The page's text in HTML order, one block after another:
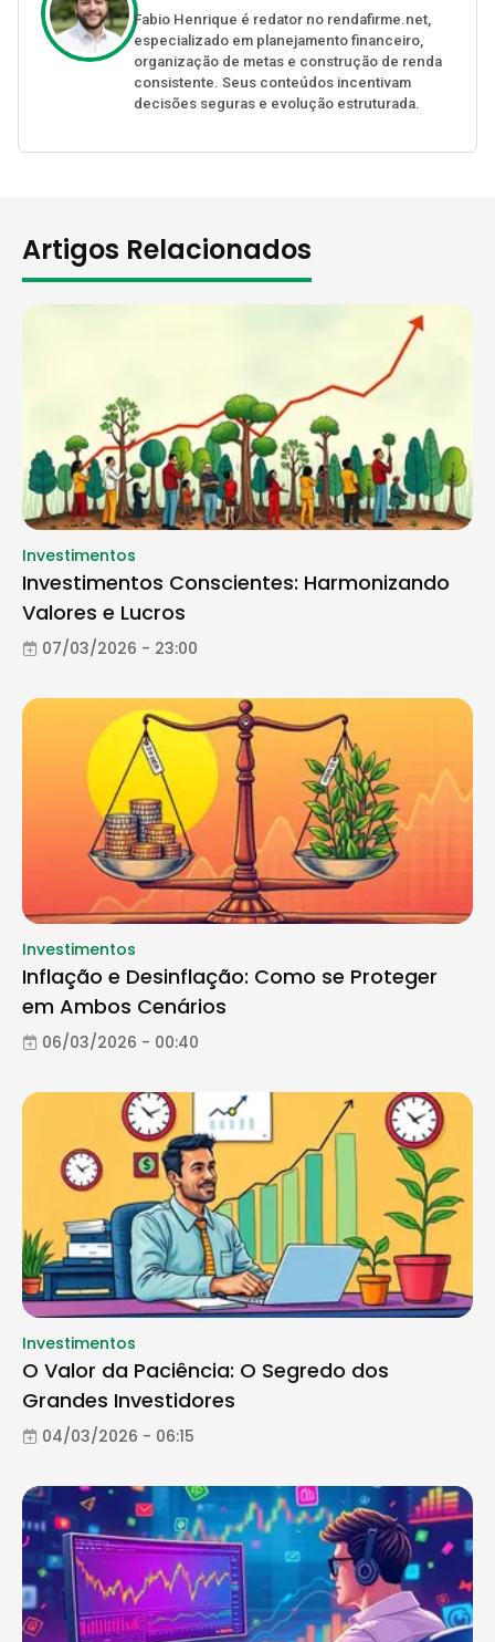
Fabio Henrique é redator no rendafirme.net,
especializado em planejamento financeiro,
organização de metas e construção de renda
consistente. Seus conteúdos incentivam
decisões seguras e evolução estruturada.
Artigos Relacionados
Investimentos
Investimentos Conscientes: Harmonizando
Valores e Lucros
07/03/2026 - 23:00
Investimentos
Inflação e Desinflação: Como se Proteger
em Ambos Cenários
06/03/2026 - 00:40
Investimentos
O Valor da Paciência: O Segredo dos
Grandes Investidores
04/03/2026 - 06:15